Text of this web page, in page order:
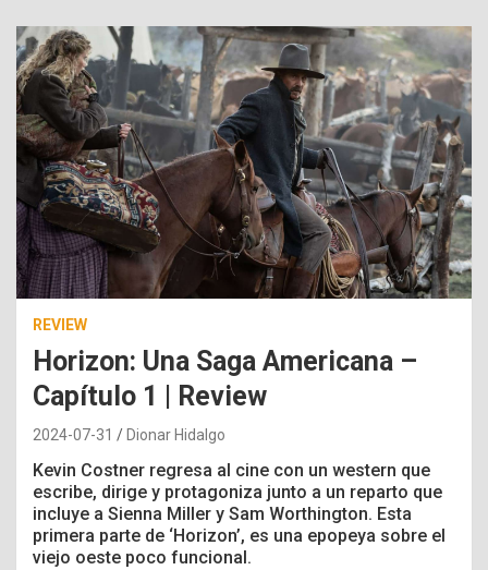
REVIEW
Horizon: Una Saga Americana –
Capítulo 1 | Review
2024-07-31 Dionar Hidalgo
Kevin Costner regresa al cine con un western que
escribe, dirige y protagoniza junto a un reparto que
incluye a Sienna Miller y Sam Worthington. Esta
primera parte de ‘Horizon’, es una epopeya sobre el
viejo oeste poco funcional.